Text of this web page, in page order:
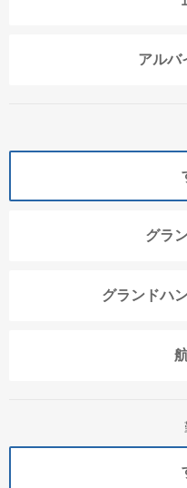
アルバ
グラ
グランドハ